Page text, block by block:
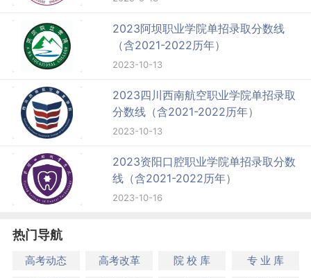
2023阿坝职业学院单招录取分数线
（含2021-2022历年）
2023-10-13
2023四川西南航空职业学院单招录取
分数线（含2021-2022历年）
2023-10-13
2023资阳口腔职业学院单招录取分数
线（含2021-2022历年）
2023-10-16
热门导航
高考动态 高考改革 院 校 库
专 业 库